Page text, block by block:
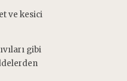
ve kesici
gibi